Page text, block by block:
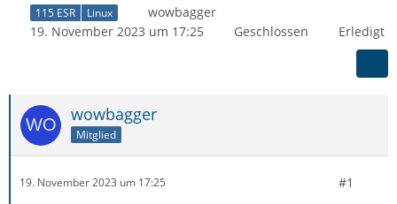
115 ESR Linux
wowbagger
19. November 2023 um 17:25
Geschlossen Erledigt
wowbagger
Mitglied
19. November 2023 um 17:25 #1